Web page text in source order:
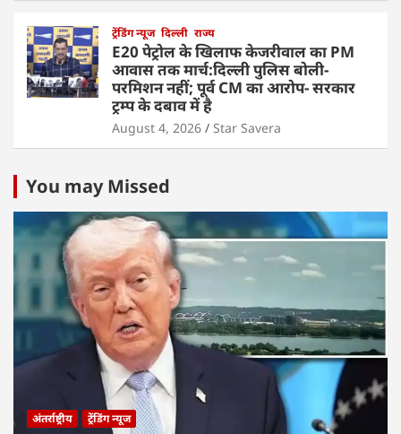
ट्रेंडिंग न्यूज दिल्ली राज्य
E20 पेट्रोल के खिलाफ केजरीवाल का PM
आवास तक मार्च:दिल्ली पुलिस बोली-
परमिशन नहीं; पूर्व CM का आरोप- सरकार
ट्रम्प के दबाव में है
August 4, 2026 Star Savera
You may Missed
अंतर्राष्ट्रीय ट्रेंडिंग न्यूज